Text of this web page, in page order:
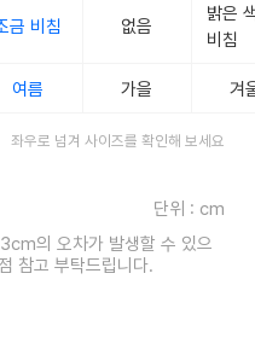
금 비침 없음
밝은
비침
여름 가을 겨
좌우로 넘겨 사이즈를 확인해 보세요
단위 : cm
의 오차가 발생할 수 있으
참고 부탁드립니다.